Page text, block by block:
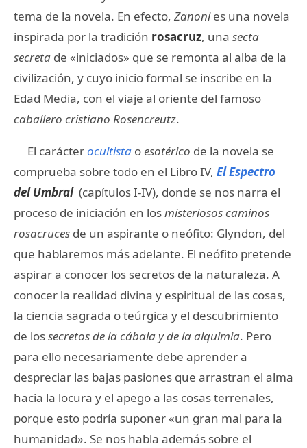
tema de la novela. En efecto, Zanonies una novela
inspirada por la tradición rosacruz, una secta
secreta de «iniciados» que se remonta al alba de la
civilización, y cuyo inicio formal se inscribe en la
Edad Media, con el viaje al oriente del famoso
caballero cristiano Rosencreutz.
El carácterocultista oesotérico de la novela se
comprueba sobre todo en el Libro IV, El Espectro
del Umbral (capítulos I-IV), donde se nos narra el
proceso de iniciación en losmisteriosos caminos
rosacruces de un aspirante o neófito: Glyndon, del
que hablaremos más adelante. El neófito pretende
aspirar a conocer los secretos de la naturaleza. A
conocer la realidad divina y espiritual de las cosas,
la ciencia sagrada o teúrgica y el descubrimiento
de lossecretos de la cábala y de la alquimia. Pero
para ello necesariamente debe aprender a
despreciar las bajas pasiones que arrastran el alma
hacia la locura y el apego a las cosas terrenales,
porque esto podría suponer «un gran mal para la
humanidad». Se nos habla además sobre el